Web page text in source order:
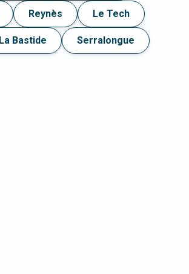
Reynès Le Tech
La Bastide Serralongue